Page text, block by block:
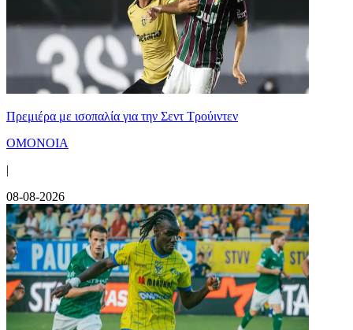
Πρεμιέρα με ισοπαλία για την Σεντ Τρούιντεν
ΟΜΟΝΟΙΑ
|
08-08-2026